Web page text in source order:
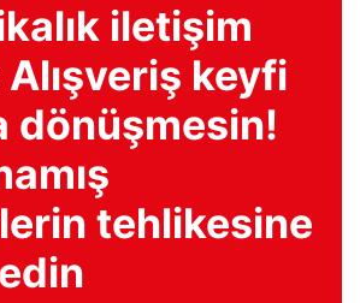
iletişim
keyfi
dönüşmesin!
tehlikesine